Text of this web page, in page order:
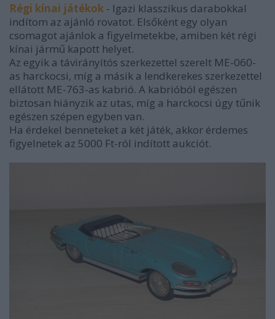
Régi kínai játékok - Igazi klasszikus darabokkal
indítom az ajánló rovatot. Elsőként egy olyan
csomagot ajánlok a figyelmetekbe, amiben két régi
kínai jármű kapott helyet.
Az egyik a távirányítós szerkezettel szerelt ME-060-
as harckocsi, míg a másik a lendkerekes szerkezettel
ellátott ME-763-as kabrió. A kabrióból egészen
biztosan hiányzik az utas, míg a harckocsi úgy tűnik
egészen szépen egyben van.
Ha érdekel benneteket a két játék, akkor érdemes
figyelnetek az 5000 Ft-ról indított aukciót.